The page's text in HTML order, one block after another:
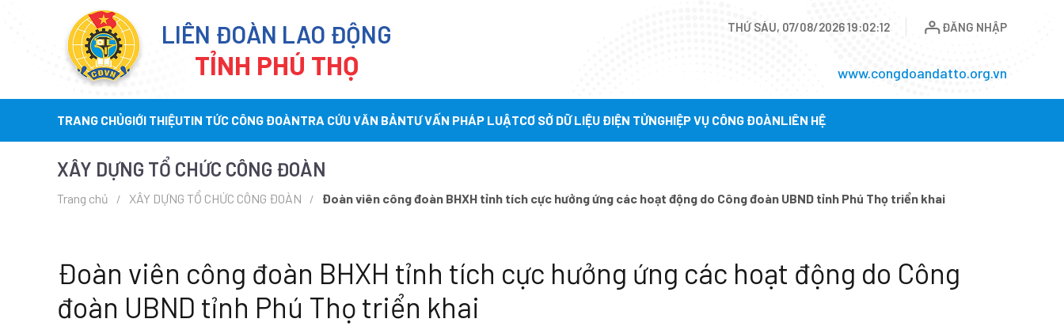
LIÊN ĐOÀN LAO ĐỘNG
TỈNH PHÚ THỌ
THỨ SÁU, 07/08/2026 19:02:13 ĐĂNG NHẬP
www.congdoandatto.org.vn
TRANG CHỦGIỚI THIỆUTIN TỨC CÔNG ĐOÀNTRA CỨU VĂN BẢNTƯ VẤN PHÁP LUẬTCƠ SỞ DỮ LIỆU ĐIỆN TỬNGHIỆP VỤ CÔNG ĐOÀNLIÊN HỆ
XÂY DỰNG TỔ CHỨC CÔNG ĐOÀN
Trang chủ XÂY DỰNG TỔ CHỨC CÔNG ĐOÀN Đoàn viên công đoàn BHXH tỉnh tích cực hưởng ứng các hoạt động do Công đoàn UBND tỉnh Phú Thọ triển khai
Đoàn viên công đoàn BHXH tỉnh tích cực hưởng ứng các hoạt động do Công
đoàn UBND tỉnh Phú Thọ triển khai